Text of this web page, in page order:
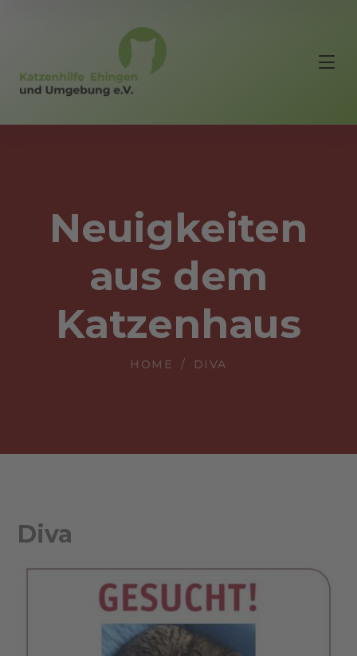
HOME DIVA
Neuigkeiten
aus dem
Katzenhaus
Diva